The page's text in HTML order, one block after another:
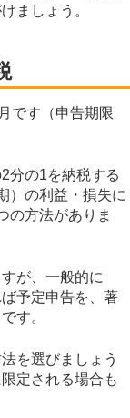
ましょう。
です（申告期限
分の1を納税する
）の利益・損失に
の方法がありま
が、一般的に
予定申告を、著
す。
を選びましょう
定される場合も